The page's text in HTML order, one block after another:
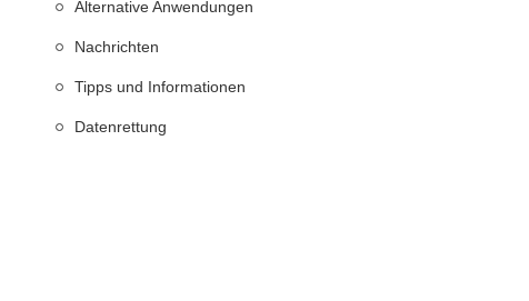
Alternative Anwendungen
Nachrichten
Tipps und Informationen
Datenrettung